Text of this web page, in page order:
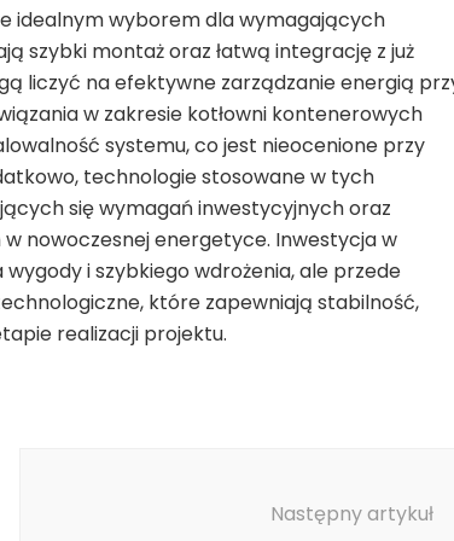
idealnym wyborem dla wymagających
szybki montaż oraz łatwą integrację z już
liczyć na efektywne zarządzanie energią
w zakresie kotłowni kontenerowych
systemu, co jest nieocenione przy
technologie stosowane w tych
się wymagań inwestycyjnych oraz
nowoczesnej energetyce. Inwestycja w
i szybkiego wdrożenia, ale przede
które zapewniają stabilność,
realizacji projektu.
Następny artykuł